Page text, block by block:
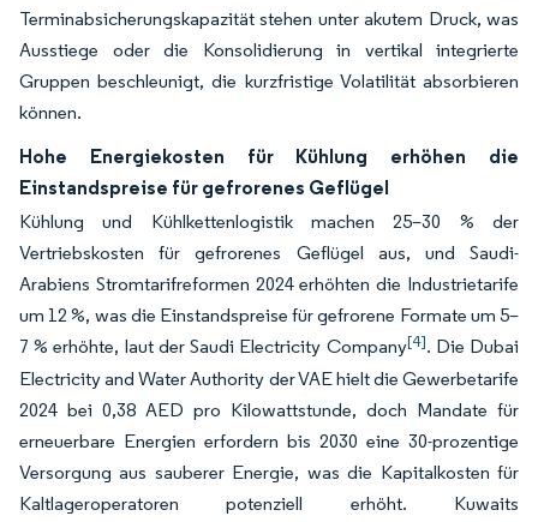
Terminabsicherungskapazität stehen unter akutem Druck, was
Ausstiege oder die Konsolidierung in vertikal integrierte
Gruppen beschleunigt, die kurzfristige Volatilität absorbieren
können.
Hohe Energiekosten für Kühlung erhöhen die
Einstandspreise für gefrorenes Geflügel
Kühlung und Kühlkettenlogistik machen 25–30 % der
Vertriebskosten für gefrorenes Geflügel aus, und Saudi-
Arabiens Stromtarifreformen 2024 erhöhten die Industrietarife
um 12 %, was die Einstandspreise für gefrorene Formate um 5–
7 % erhöhte, laut der Saudi Electricity Company[4]. Die Dubai
Electricity and Water Authority der VAE hielt die Gewerbetarife
2024 bei 0,38 AED pro Kilowattstunde, doch Mandate für
erneuerbare Energien erfordern bis 2030 eine 30-prozentige
Versorgung aus sauberer Energie, was die Kapitalkosten für
Kaltlageroperatoren potenziell erhöht. Kuwaits